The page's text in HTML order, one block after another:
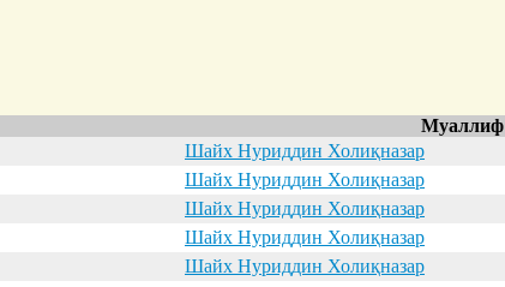
Муаллиф
Шайх Нуриддин Холиқназар
Шайх Нуриддин Холиқназар
Шайх Нуриддин Холиқназар
Шайх Нуриддин Холиқназар
Шайх Нуриддин Холиқназар